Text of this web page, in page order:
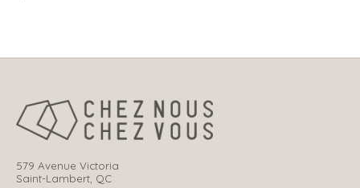
579 Avenue Victoria
Saint-Lambert, QC